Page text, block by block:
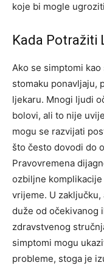
koje bi mogle
Kada Potražiti
Ako se simptomi
stomaku ponavljaju,
ljekaru. Mnogi ljudi
bolovi, ali to nije
mogu se razvijati
što često dovodi do
Pravovremena
ozbiljne
vrijeme. U
duže od očekivanog
zdravstvenog
simptomi mogu
probleme, stoga je